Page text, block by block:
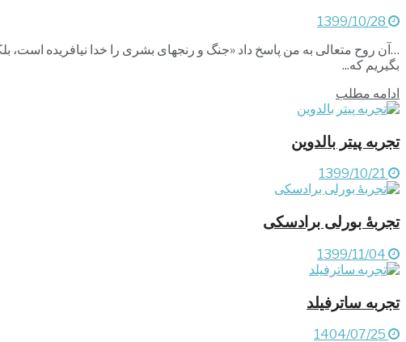
…آن روح متعالی به من پاسخ داد «جنگ و رنجهای بشری را خدا نیافریده است،
بگیریم که...
ادامه مطلب
تجربه پیتر بالدوین
تجربۀ بورلی برادسکی
تجربه ساترفیلد